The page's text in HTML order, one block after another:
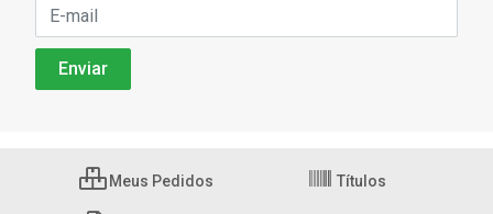
Meus Pedidos Títulos